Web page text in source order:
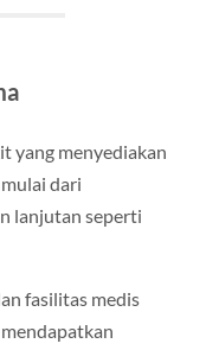
yang menyediakan
dari
lanjutan seperti
fasilitas medis